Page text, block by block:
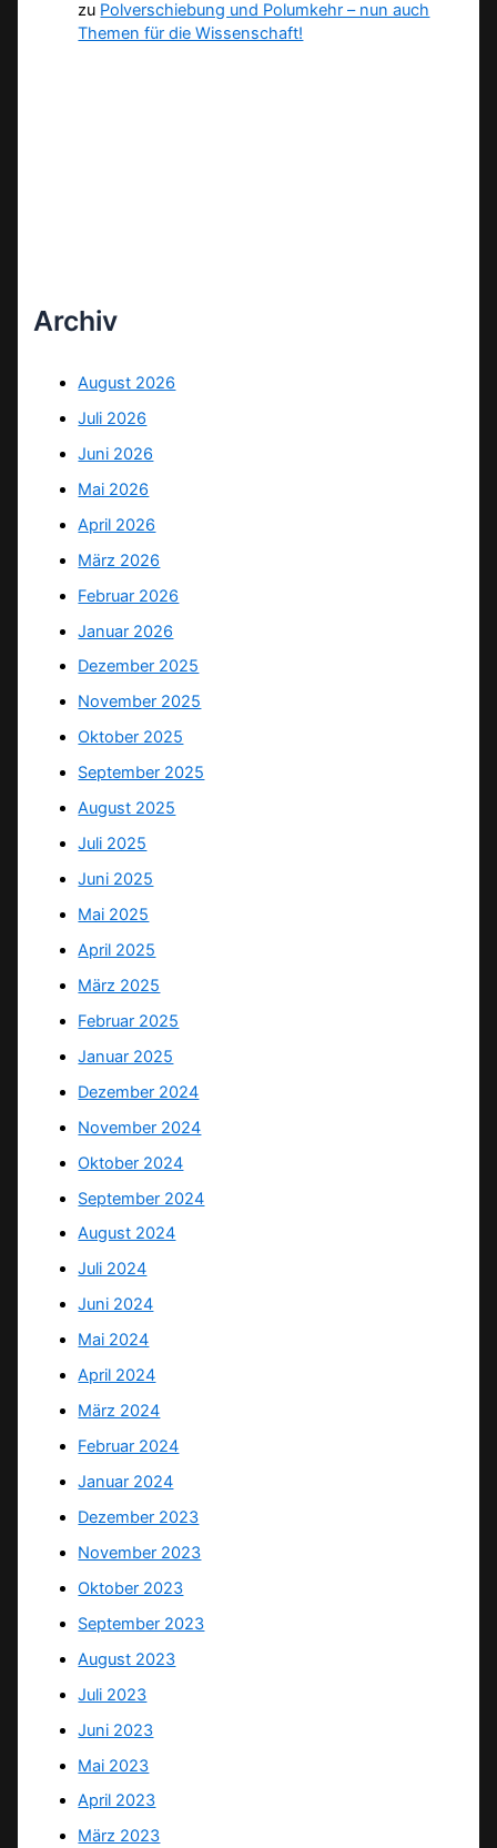
zu Polverschiebung und Polumkehr – nun auch
Themen für die Wissenschaft!
Archiv
August 2026
Juli 2026
Juni 2026
Mai 2026
April 2026
März 2026
Februar 2026
Januar 2026
Dezember 2025
November 2025
Oktober 2025
September 2025
August 2025
Juli 2025
Juni 2025
Mai 2025
April 2025
März 2025
Februar 2025
Januar 2025
Dezember 2024
November 2024
Oktober 2024
September 2024
August 2024
Juli 2024
Juni 2024
Mai 2024
April 2024
März 2024
Februar 2024
Januar 2024
Dezember 2023
November 2023
Oktober 2023
September 2023
August 2023
Juli 2023
Juni 2023
Mai 2023
April 2023
März 2023